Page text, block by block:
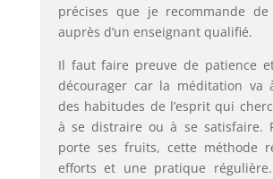
précises que je recommande de
auprès d’un enseignant qualifié.
Il faut faire preuve de patience
décourager car la méditation va
des habitudes de l’esprit qui
à se distraire ou à se satisfaire.
porte ses fruits, cette méthode
efforts et une pratique